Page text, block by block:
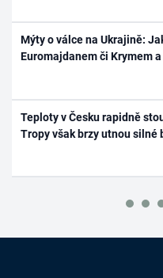
Mýty o válce na Ukrajině:
Euromajdanem či Krymem
Teploty v Česku rapidně
Tropy však brzy utnou silné